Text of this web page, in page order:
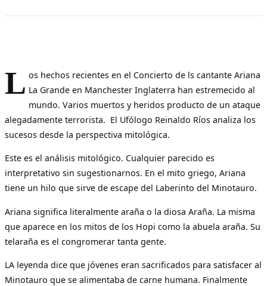
L os hechos recientes en el Concierto de ls cantante Ariana
La Grande en Manchester Inglaterra han estremecido al
mundo. Varios muertos y heridos producto de un ataque
alegadamente terrorista. El Ufólogo Reinaldo Ríos analiza los
sucesos desde la perspectiva mitológica.
Este es el análisis mitológico. Cualquier parecido es
interpretativo sin sugestionarnos. En el mito griego, Ariana
tiene un hilo que sirve de escape del Laberinto del Minotauro.
Ariana significa literalmente araña o la diosa Araña. La misma
que aparece en los mitos de los Hopi como la abuela araña. Su
telaraña es el congromerar tanta gente.
LA leyenda dice que jóvenes eran sacrificados para satisfacer al
Minotauro que se alimentaba de carne humana. Finalmente